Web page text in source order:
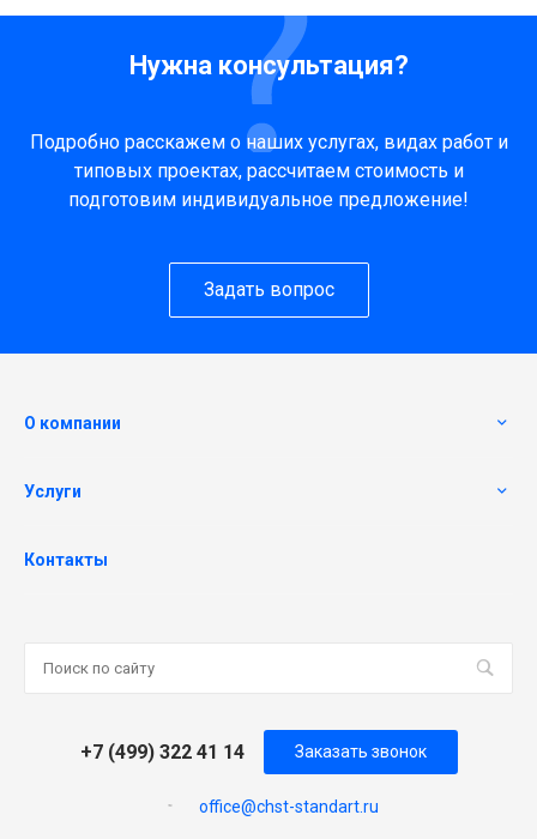
Нужна консультация?
Подробно расскажем о наших услугах, видах работ и
типовых проектах, рассчитаем стоимость и
подготовим индивидуальное предложение!
Задать вопрос
О компании
Услуги
Контакты
+7 (499) 322 41 14
office@chst-standart.ru
Заказать звонок